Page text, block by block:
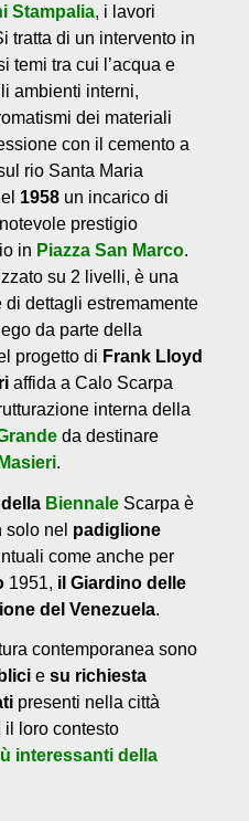
Stampalia, i lavori
tratta di un intervento in
temi tra cui l’acqua e
ambienti interni,
dei materiali
con il cemento a
rio Santa Maria
1958 un incarico di
prestigio
in Piazza San Marco.
su 2 livelli, è una
dettagli estremamente
da parte della
progetto di Frank Lloyd
affida a Calo Scarpa
interna della
da destinare
.
Biennale Scarpa è
solo nel padiglione
come anche per
1951, il Giardino delle
del Venezuela.
contemporanea sono
e su richiesta
presenti nella città
il loro contesto
interessanti della